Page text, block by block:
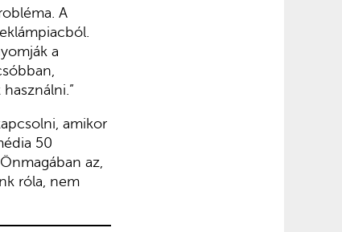
A
a
amikor
50
az,
róla, nem